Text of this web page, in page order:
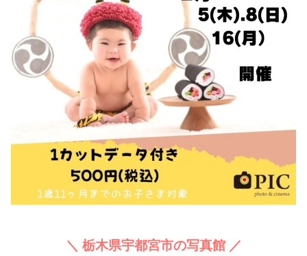
＼ 栃木県宇都宮市の写真館 ／